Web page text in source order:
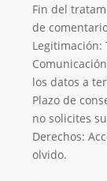
Fin del
de
los datos a
Plazo de
no solicites
Derechos:
olvido.